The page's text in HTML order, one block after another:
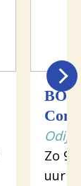
Odijk
Zo 9
uur